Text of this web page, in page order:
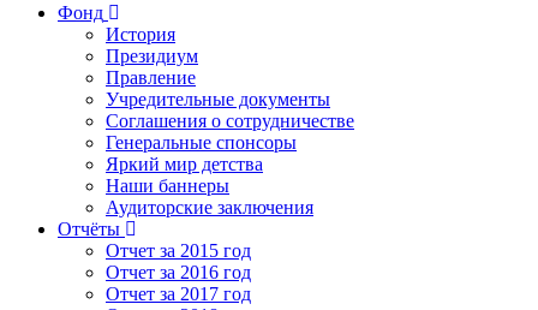
Фонд
История
Президиум
Правление
Учредительные документы
Соглашения о сотрудничестве
Генеральные спонсоры
Яркий мир детства
Наши баннеры
Аудиторские заключения
Отчёты
Отчет за 2015 год
Отчет за 2016 год
Отчет за 2017 год